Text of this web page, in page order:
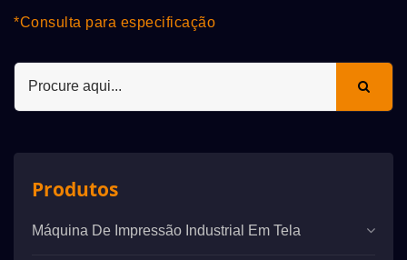
*Consulta para especificação
Produtos
Máquina De Impressão Industrial Em Tela